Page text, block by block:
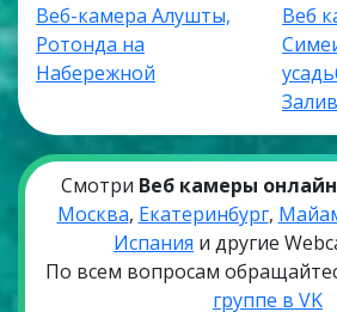
Веб-камера Алушты,
Ротонда на
Набережной
Веб
Залив
Смотри Веб камеры онлайн
Москва, Екатеринбург,
Испания и другие
По всем вопросам
группе в VK